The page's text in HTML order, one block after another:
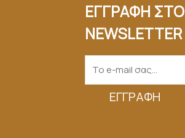
ΕΓΓΡΑΦΗ ΣΤΟ
NEWSLETTER
ΕΓΓΡΑΦΉ